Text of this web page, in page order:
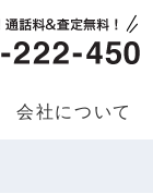
会社について